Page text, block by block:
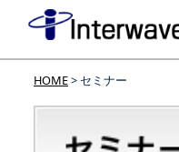
HOME> セミナー